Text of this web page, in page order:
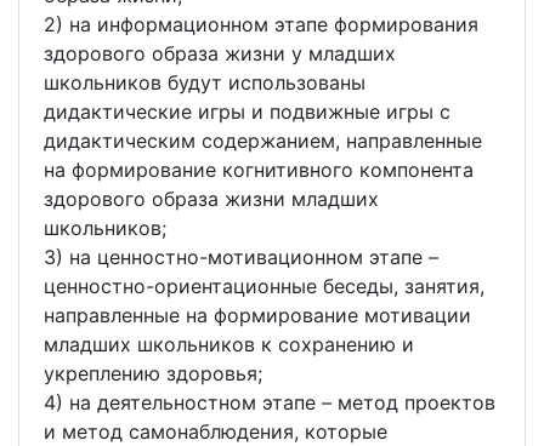
2) на информационном этапе формирования
здорового образа жизни у младших
школьников будут использованы
дидактические игры и подвижные игры с
дидактическим содержанием, направленные
на формирование когнитивного компонента
здорового образа жизни младших
школьников;
3) на ценностно-мотивационном этапе –
ценностно-ориентационные беседы, занятия,
направленные на формирование мотивации
младших школьников к сохранению и
укреплению здоровья;
4) на деятельностном этапе – метод проектов
и метод самонаблюдения, которые